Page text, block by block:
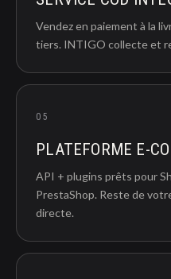
Vendez en paiement à la
tiers. INTIGO collecte et
05
PLATEFORME E-
API + plugins prêts pour
PrestaShop. Reste de
directe.